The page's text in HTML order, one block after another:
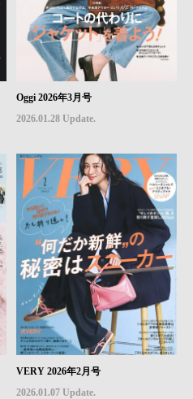
Oggi 2026年3月号
2026.01.28 Update.
VERY 2026年2月号
2026.01.07 Update.